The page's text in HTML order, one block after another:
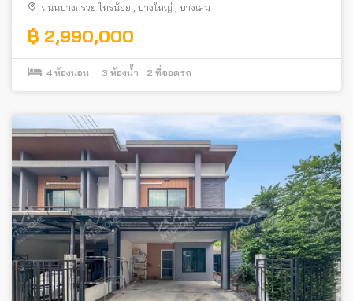
ถนนบางกรวย ไทรน้อย บางใหญ่ บางเลน
฿ 2,990,000
4 ห้องนอน 3 ห้องน้ำ 2 ที่จอดรถ